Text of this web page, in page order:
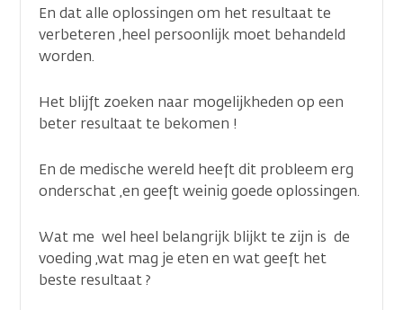
En dat alle oplossingen om het resultaat te
verbeteren ,heel persoonlijk moet behandeld
worden.
Het blijft zoeken naar mogelijkheden op een
beter resultaat te bekomen !
En de medische wereld heeft dit probleem erg
onderschat ,en geeft weinig goede oplossingen.
Wat me wel heel belangrijk blijkt te zijn is de
voeding ,wat mag je eten en wat geeft het
beste resultaat ?